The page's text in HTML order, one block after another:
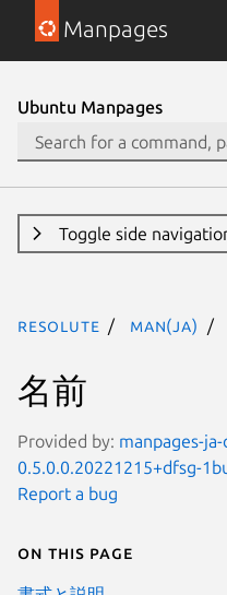
Manpages
Ubuntu Manpages
Toggle side
resolute man(ja)
名前
Provided by: manpages-
0.5.0.0.20221215+dfsg-
Report a bug
On this page